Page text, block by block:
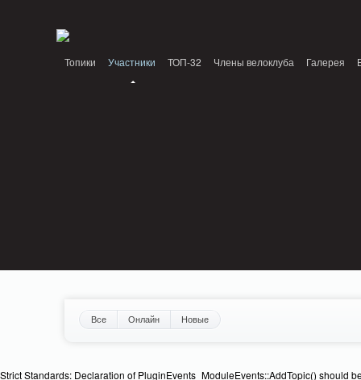
Топики Участники ТОП-32 Члены велоклуба Галерея
Все Онлайн Новые
Strict Standards: Declaration of PluginEvents_ModuleEvents::AddTopic() should